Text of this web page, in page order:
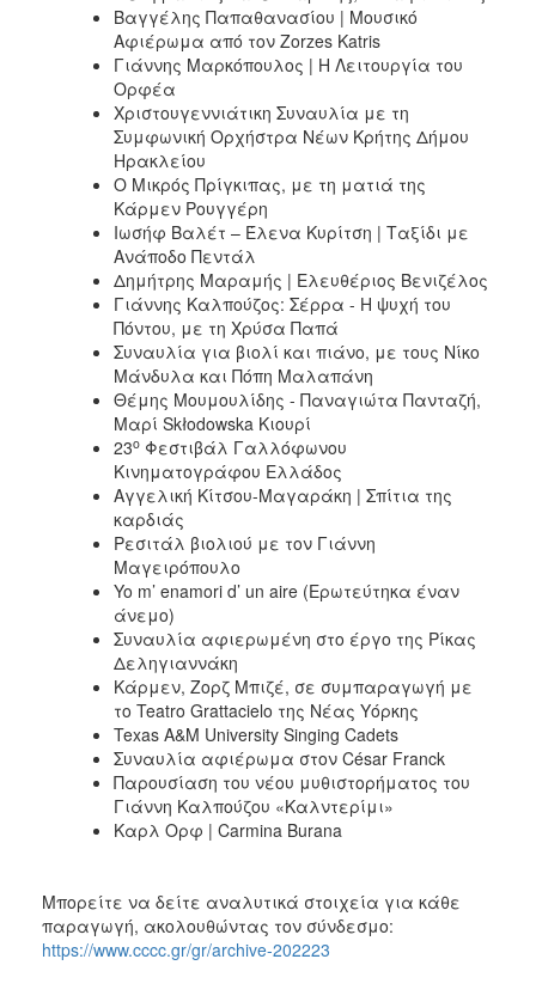
Βαγγέλης Παπαθανασίου | Μουσικό
Αφιέρωμα από τον Zorzes Katris
Γιάννης Μαρκόπουλος | Η Λειτουργία του
Ορφέα
Χριστουγεννιάτικη Συναυλία με τη
Συμφωνική Ορχήστρα Νέων Κρήτης Δήμου
Ηρακλείου
Ο Μικρός Πρίγκιπας, με τη ματιά της
Κάρμεν Ρουγγέρη
Ιωσήφ Βαλέτ – Έλενα Κυρίτση | Ταξίδι με
Ανάποδο Πεντάλ
Δημήτρης Μαραμής | Ελευθέριος Βενιζέλος
Γιάννης Καλπούζος: Σέρρα - H ψυχή του
Πόντου, με τη Χρύσα Παπά
Συναυλία για βιολί και πιάνο, με τους Νίκο
Μάνδυλα και Πόπη Μαλαπάνη
Θέμης Μουμουλίδης - Παναγιώτα Πανταζή,
Μαρί Skłodowska Κιουρί
23ο Φεστιβάλ Γαλλόφωνου
Κινηματογράφου Ελλάδος
Αγγελική Κίτσου-Μαγαράκη | Σπίτια της
καρδιάς
Ρεσιτάλ βιολιού με τον Γιάννη
Μαγειρόπουλο
Yo m’ enamori d’ un aire (Ερωτεύτηκα έναν
άνεμο)
Συναυλία αφιερωμένη στο έργο της Ρίκας
Δεληγιαννάκη
Κάρμεν, Ζορζ Μπιζέ, σε συμπαραγωγή με
το Teatro Grattacielo της Νέας Υόρκης
Texas A&M University Singing Cadets
Συναυλία αφιέρωμα στον César Franck
Παρουσίαση του νέου μυθιστορήματος του
Γιάννη Καλπούζου «Καλντερίμι»
Καρλ Ορφ | Carmina Burana
Μπορείτε να δείτε αναλυτικά στοιχεία για κάθε
παραγωγή, ακολουθώντας τον σύνδεσμο:
https://www.cccc.gr/gr/archive-202223